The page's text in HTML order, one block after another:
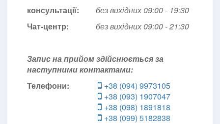
консультації:
без вихідних 09:00 - 19:30
Чат-центр:
без вихідних 09:00 - 21:30
Запис на прийом здійснюється за
наступними контактами:
Телефони:
+38 (094) 9973105
+38 (093) 1907047
+38 (098) 1891818
+38 (099) 5182838